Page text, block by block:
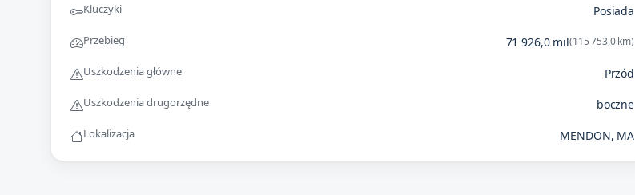
Kluczyki Posiada
Przebieg 71 926,0 mil(115 753,0 km)
Uszkodzenia główne Przód
Uszkodzenia drugorzędne boczne
Lokalizacja MENDON, MA